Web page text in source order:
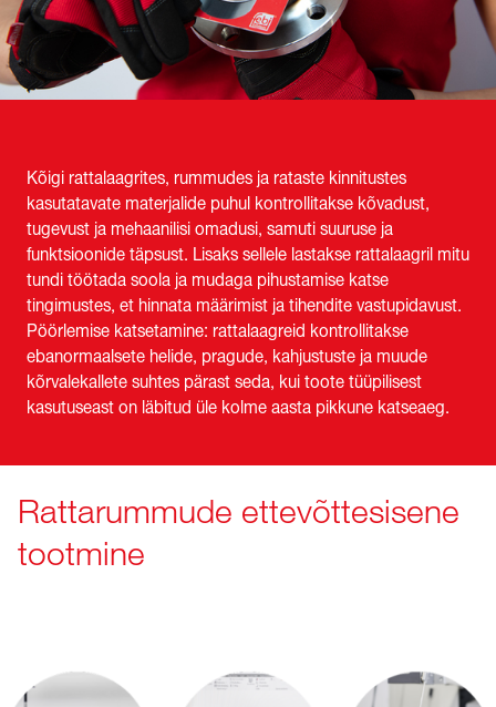
Kõigi rattalaagrites, rummudes ja rataste kinnitustes
kasutatavate materjalide puhul kontrollitakse kõvadust,
tugevust ja mehaanilisi omadusi, samuti suuruse ja
funktsioonide täpsust. Lisaks sellele lastakse rattalaagril mitu
tundi töötada soola ja mudaga pihustamise katse
tingimustes, et hinnata määrimist ja tihendite vastupidavust.
Pöörlemise katsetamine: rattalaagreid kontrollitakse
ebanormaalsete helide, pragude, kahjustuste ja muude
kõrvalekallete suhtes pärast seda, kui toote tüüpilisest
kasutuseast on läbitud üle kolme aasta pikkune katseaeg.
Rattarummude ettevõttesisene
tootmine